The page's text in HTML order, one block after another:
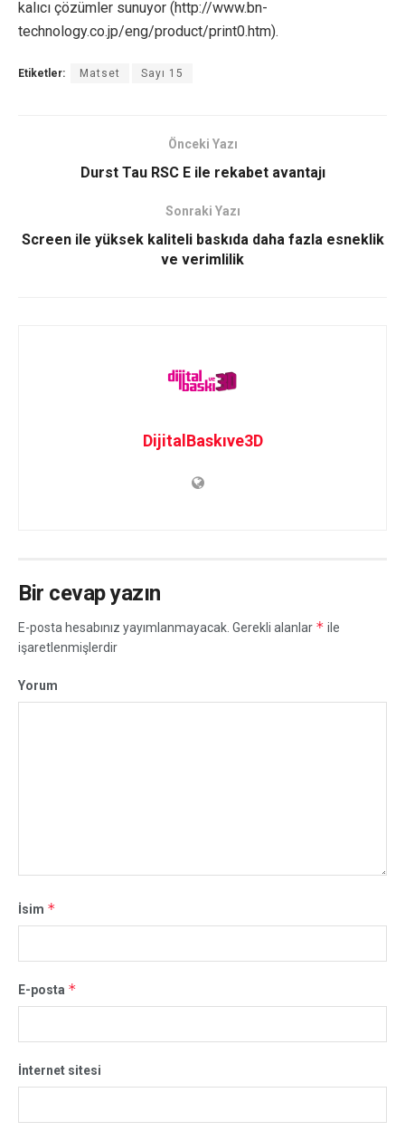
kalıcı çözümler sunuyor (http://www.bn-
technology.co.jp/eng/product/print0.htm).
Etiketler: Matset Sayı 15
Önceki Yazı
Durst Tau RSC E ile rekabet avantajı
Sonraki Yazı
Screen ile yüksek kaliteli baskıda daha fazla esneklik
ve verimlilik
DijitalBaskıve3D
Bir cevap yazın
E-posta hesabınız yayımlanmayacak. Gerekli alanlar * ile
işaretlenmişlerdir
Yorum
İsim *
E-posta *
İnternet sitesi